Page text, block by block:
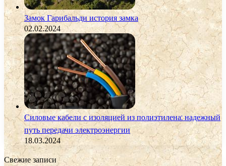
Замок Гарибальди история замка
02.02.2024
Силовые кабели с изоляцией из полиэтилена: надежный
путь передачи электроэнергии
18.03.2024
Свежие записи